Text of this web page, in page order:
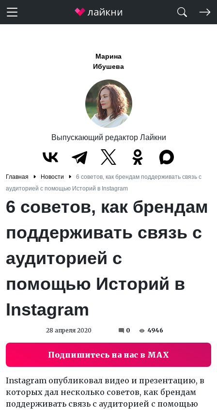
Марина
Ибушева
Выпускающий редактор Лайкни
Главная Новости
6 советов, как брендам поддерживать связь с
аудиторией с помощью Историй в Instagram
6 советов, как брендам
поддерживать связь с
аудиторией с
помощью Историй в
Instagram
28 апреля 2020 0 4946
Подпишитесь на нас в MAX
Instagram опубликовал видео и презентацию, в
которых дал несколько советов, как брендам
поддерживать связь с аудиторией с помощью